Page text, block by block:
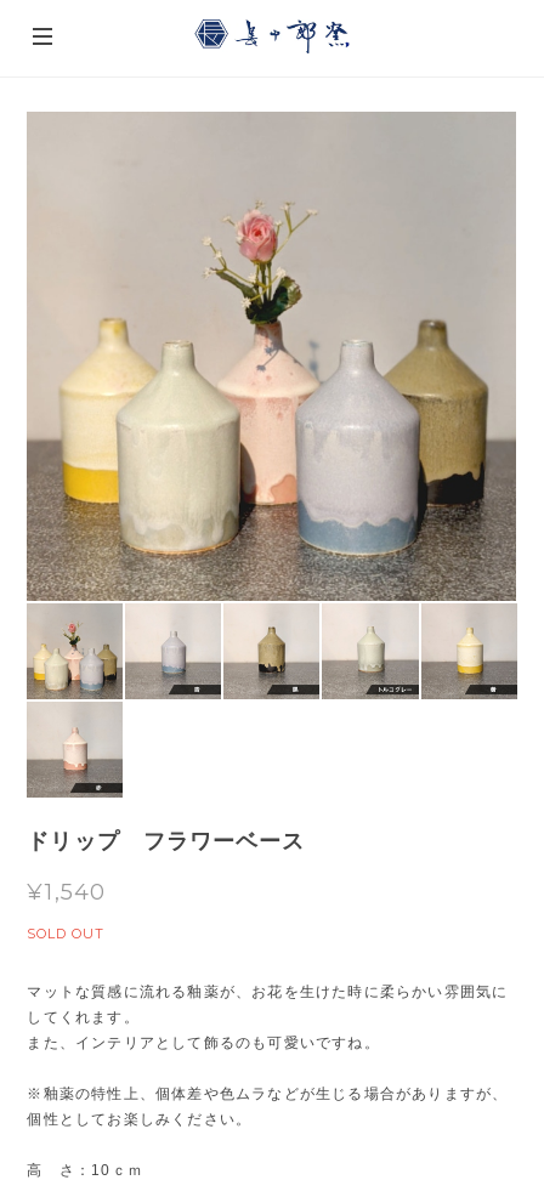
ドリップ フラワーベース
¥1,540
SOLD OUT
マットな質感に流れる釉薬が、お花を生けた時に柔らかい雰囲気に
してくれます。
また、インテリアとして飾るのも可愛いですね。
※釉薬の特性上、個体差や色ムラなどが生じる場合がありますが、
個性としてお楽しみください。
高 さ：10ｃｍ